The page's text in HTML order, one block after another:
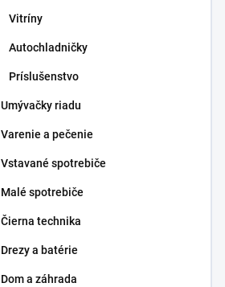
Vitríny
Autochladničky
Príslušenstvo
Umývačky riadu
Varenie a pečenie
Vstavané spotrebiče
Malé spotrebiče
Čierna technika
Drezy a batérie
Dom a záhrada